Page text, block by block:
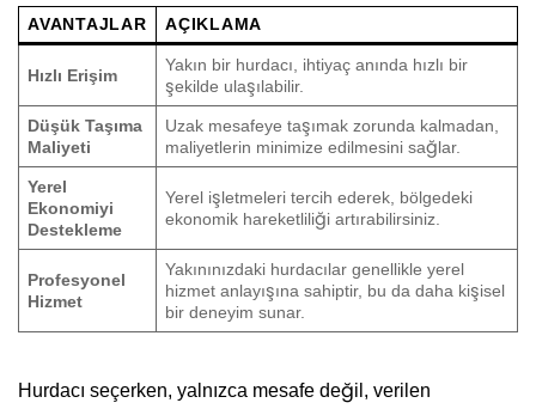
AVANTAJLAR AÇIKLAMA
Hızlı Erişim
Yakın bir hurdacı, ihtiyaç anında hızlı bir
şekilde ulaşılabilir.
Düşük Taşıma
Maliyeti
Uzak mesafeye taşımak zorunda kalmadan,
maliyetlerin minimize edilmesini sağlar.
Yerel
Ekonomiyi
Destekleme
Yerel işletmeleri tercih ederek, bölgedeki
ekonomik hareketliliği artırabilirsiniz.
Profesyonel
Hizmet
Yakınınızdaki hurdacılar genellikle yerel
hizmet anlayışına sahiptir, bu da daha kişisel
bir deneyim sunar.
Hurdacı seçerken, yalnızca mesafe değil, verilen